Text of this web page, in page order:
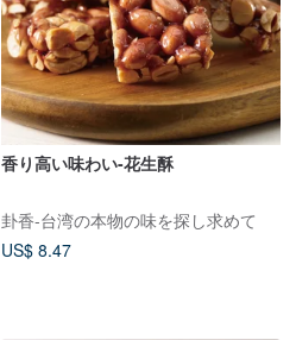
香り高い味わい-花生酥
卦香-台湾の本物の味を探し求めて
US$ 8.47